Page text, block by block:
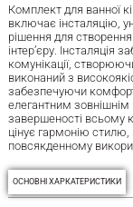
Комплект для ванної
включає інсталяцію,
рішення для
інтер’єру. Інсталяція
комунікації,
виконаний з
забезпечуючи комфорт
елегантним
завершеності всьому
цінує гармонію стилю,
повсякденному
ОСНОВНІ ХАРКАТЕРИСТИКИ